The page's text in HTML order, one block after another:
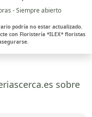
- Siempre abierto
podría no estar actualizado.
con Floristería *ILEX* floristas
sobre